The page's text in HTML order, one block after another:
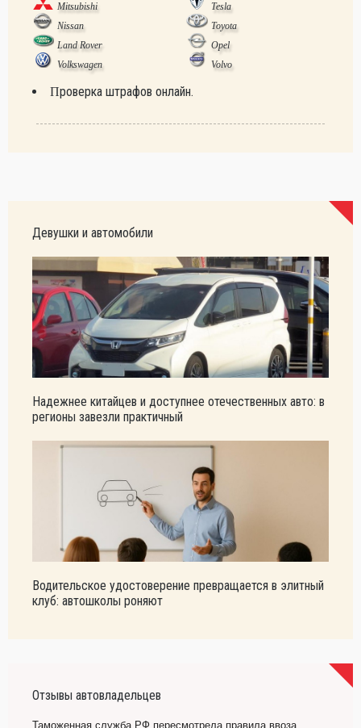
Mitsubishi
Tesla
Nissan
Toyota
Land Rover
Opel
Volkswagen
Volvo
Проверка штрафов онлайн.
Девушки и автомобили
Надежнее китайцев и доступнее отечественных авто: в
регионы завезли практичный
Водительское удостоверение превращается в элитный
клуб: автошколы роняют
Отзывы автовладельцев
Таможенная служба РФ пересмотрела правила ввоза